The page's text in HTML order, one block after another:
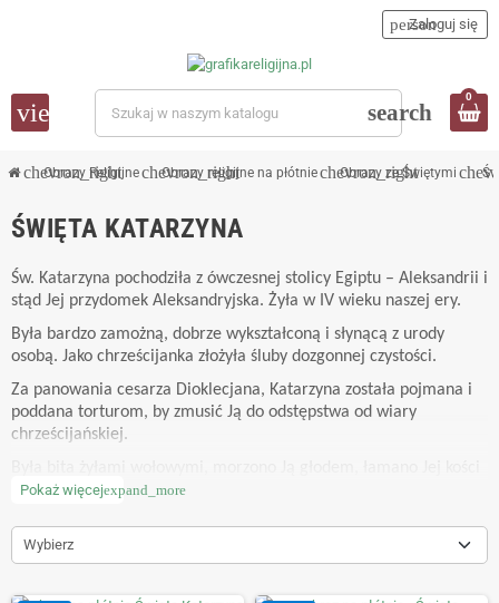
view_headline search
person
Zaloguj się
0
chevron_right
Obrazy Religijnechevron_right
Obrazy religijne na płótniechevron_right
Obrazy ze Świętymi
ŚWIĘTA KATARZYNA
Św. Katarzyna pochodziła z ówczesnej stolicy Egiptu – Aleksandrii i
stąd Jej przydomek Aleksandryjska. Żyła w IV wieku naszej ery.
Była bardzo zamożną, dobrze wykształconą i słynącą z urody
osobą. Jako chrześcijanka złożyła śluby dozgonnej czystości.
Za panowania cesarza Dioklecjana, Katarzyna została pojmana i
poddana torturom, by zmusić Ją do odstępstwa od wiary
chrześcijańskiej.
kołem (podczas tej tortury żarliwa modlitwa Katarzyny sprawiła,
rękach kata), wreszcie ścięto Ją mieczem. Święta Katarzyna
należała na Wschodzie do najbardziej znanych świętych.
Pokaż więcejexpand_more
Wybierz